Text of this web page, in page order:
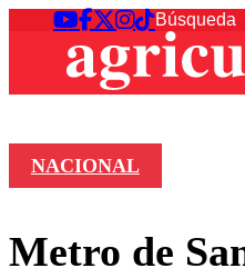
NACIONAL
Metro de